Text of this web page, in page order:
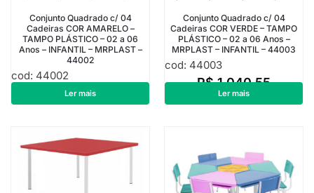
Conjunto Quadrado c/ 04
Cadeiras COR AMARELO –
TAMPO PLÁSTICO – 02 a 06
Anos – INFANTIL – MRPLAST –
44002
cod: 44002
1.040,55
Ler mais
Conjunto Quadrado c/ 04
Cadeiras COR VERDE – TAMPO
PLÁSTICO – 02 a 06 Anos –
MRPLAST – INFANTIL – 44003
cod: 44003
R$1.040,55
Ler mais